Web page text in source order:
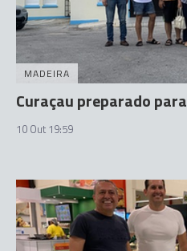
MADEIRA
Curaçau preparado
10 Out 19:59